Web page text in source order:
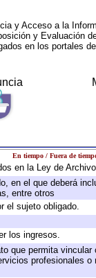
y Acceso a la
y Evaluación
en los portales
En tiempo / Fuera de
en la Ley de
en el que deberá
entre otros
el sujeto obligado.
los ingresos.
que permita
profesionales